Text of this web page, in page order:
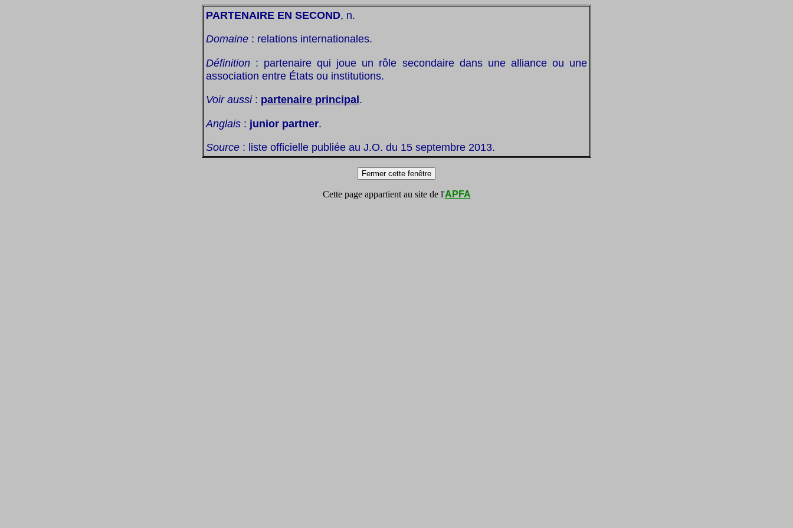
PARTENAIRE EN SECOND, n.
Domaine : relations internationales.
Définition : partenaire qui joue un rôle secondaire dans une alliance ou une
association entre États ou institutions.
Voir aussi: partenaire principal.
Anglais : junior partner.
Source : liste officielle publiée au J.O. du 15 septembre 2013.
Cette page appartient au site de l'APFA